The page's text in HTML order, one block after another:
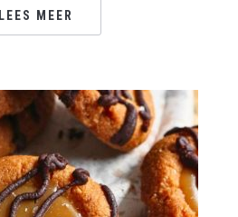
LEES MEER